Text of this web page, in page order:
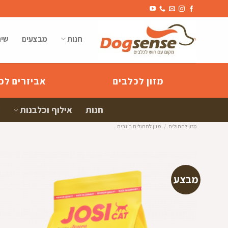
to
חנות מבצעים
מזון לכלבים אביזרים
חנות אילוף וכלבנות
מזון לחתולים / מזון לחתולים בוגרים
מבצע